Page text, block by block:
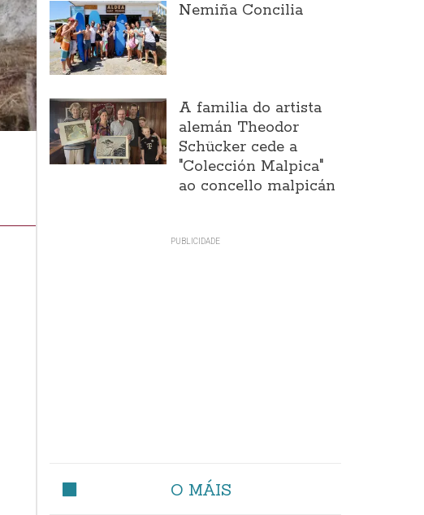
Nemiña Concilia
A familia do artista
alemán Theodor
Schücker cede a
"Colección Malpica"
ao concello malpicán
O MÁIS